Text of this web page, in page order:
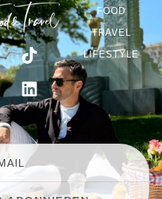
FOOD
TRAVEL
LIFESTYLE